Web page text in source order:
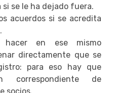
se le ha dejado fuera.
acuerdos si se acredita
en ese mismo
directamente que se
para eso hay que
correspondiente de